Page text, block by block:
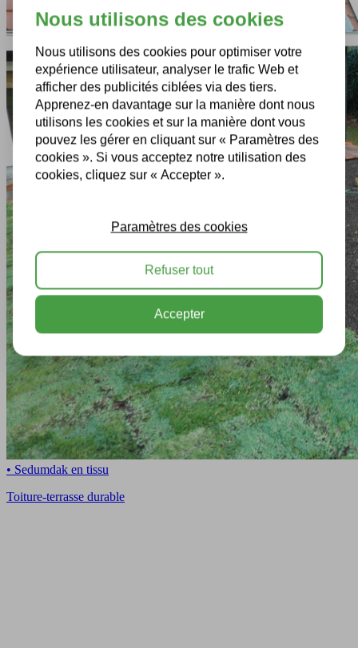
• Sedumdak en tissu
Toiture-terrasse durable
Nous utilisons des cookies
Nous utilisons des cookies pour optimiser votre
expérience utilisateur, analyser le trafic Web et
afficher des publicités ciblées via des tiers.
Apprenez-en davantage sur la manière dont nous
utilisons les cookies et sur la manière dont vous
pouvez les gérer en cliquant sur « Paramètres des
cookies ». Si vous acceptez notre utilisation des
cookies, cliquez sur « Accepter ».
Paramètres des cookies
Refuser tout
Accepter